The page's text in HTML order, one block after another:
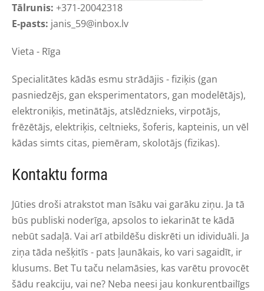
Tālrunis: +371-20042318
E-pasts: janis_59@inbox.lv
Vieta - Rīga
Specialitātes kādās esmu strādājis - fiziķis (gan
pasniedzējs, gan eksperimentators, gan modelētājs),
elektroniķis, metinātājs, atslēdznieks, virpotājs,
frēzētājs, elektriķis, celtnieks, šoferis, kapteinis, un vēl
kādas simts citas, piemēram, skolotājs (fizikas).
Kontaktu forma
Jūties droši atrakstot man īsāku vai garāku ziņu. Ja tā
būs publiski noderīga, apsolos to iekarināt te kādā
nebūt sadaļā. Vai arī atbildēšu diskrēti un idividuāli. Ja
ziņa tāda nešķitīs - pats ļaunākais, ko vari sagaidīt, ir
klusums. Bet Tu taču nelamāsies, kas varētu provocēt
šādu reakciju, vai ne? Neba neesi jau konkurentbailīgs